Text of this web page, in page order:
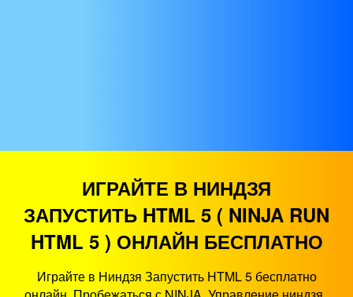
ИГРАЙТЕ В НИНДЗЯ
ЗАПУСТИТЬ HTML 5 ( NINJA RUN
HTML 5 ) ОНЛАЙН БЕСПЛАТНО
Играйте в Ниндзя Запустить HTML 5 бесплатно